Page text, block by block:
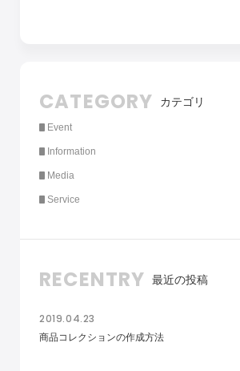
CATEGORY カテゴリ
Event
Information
Media
Service
RECENTRY 最近の投稿
2019.04.23
商品コレクションの作成方法